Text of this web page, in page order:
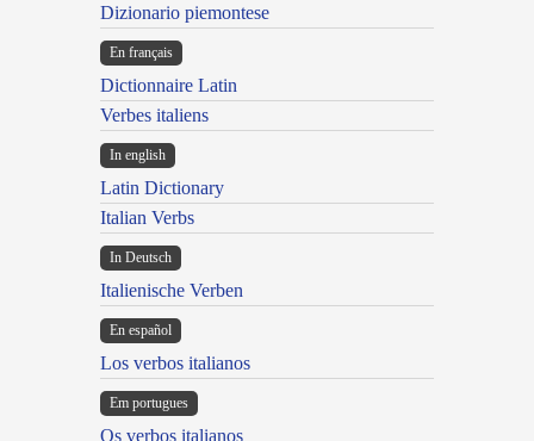
Dizionario piemontese
En français
Dictionnaire Latin
Verbes italiens
In english
Latin Dictionary
Italian Verbs
In Deutsch
Italienische Verben
En español
Los verbos italianos
Em portugues
Os verbos italianos